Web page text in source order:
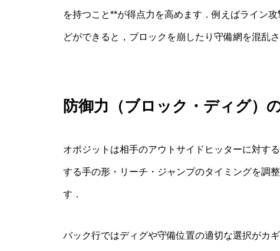
を持つこと**が得点力を高めます．例えばライン
どができると，ブロックを崩したり守備網を混乱
防御力（ブロック・ディグ）
オポジットは相手のアウトサイドヒッターに対す
する手の形・リーチ・ジャンプのタイミングを調
す．
バック行ではディグや守備位置の適切な選択がカ